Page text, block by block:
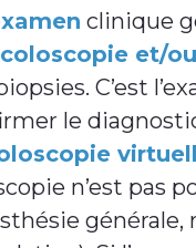
clinique
coloscopie et/
C’est
le
n’est pas